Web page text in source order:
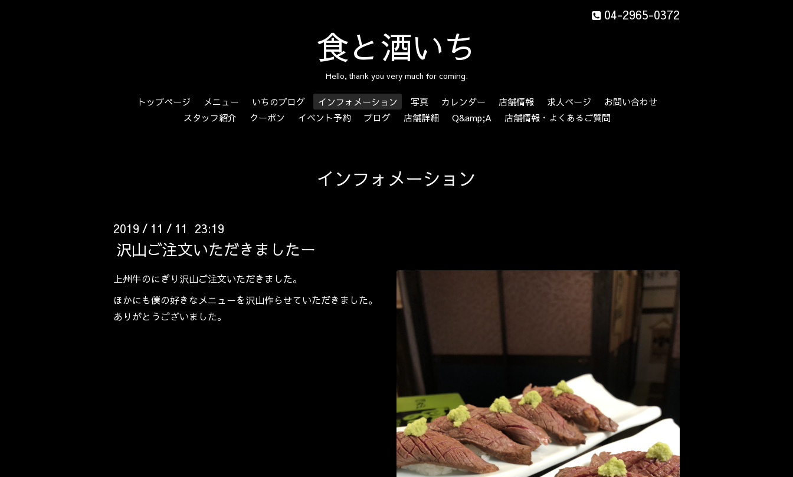
04-2965-0372
食と酒いち
Hello, thank you very much for coming.
トップページ メニュー いちのブログ インフォメーション 写真 カレンダー 店舗情報 求人ページ
お問い合わせ
スタッフ紹介
クーポン イベント予約 ブログ 店舗詳細 Q&amp;A 店舗情報・よくあるご質問
インフォメーション
2019 / 11 / 11 23:19
沢山ご注文いただきましたー
上州牛のにぎり沢山ご注文いただきました。
ほかにも僕の好きなメニューを沢山作らせていただきました。
ありがとうございました。